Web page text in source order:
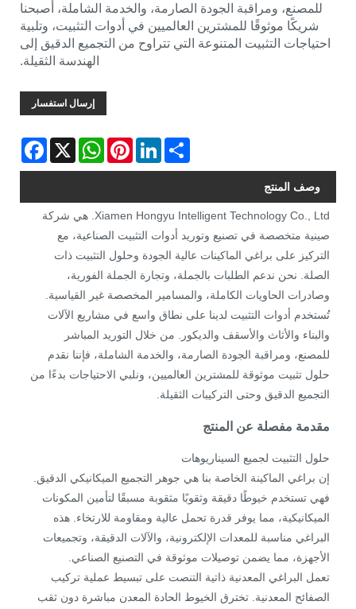
للمصنع، ومراقبة الجودة الصارمة، والخدمة الشاملة، أصبحنا
شريكًا موثوقًا للمشترين العالميين في أدوات التثبيت، وتلبية
احتياجات التثبيت المتنوعة التي تتراوح من التجميع الدقيق إلى
الهندسة الثقيلة.
إرسال استفسار
X
WhatsAppPinterestLinkedInShare
وصف المنتج
Xiamen Hongyu Intelligent Technology Co., Ltd. هي شركة
صينية متخصصة في تصنيع وتوريد أدوات التثبيت الصناعية، مع
التركيز على براغي الماكينات عالية الجودة وحلول التثبيت ذات
الصلة. نحن ندعم الطلبات بالجملة، وتجارة الجملة الفورية،
وصادرات الحاويات الكاملة، والمسامير المخصصة غير القياسية.
تُستخدم أدوات التثبيت لدينا على نطاق واسع في مشاريع الآلات
والبناء والأثاث والأسقف والديكور. من خلال التوريد المباشر
للمصنع، ومراقبة الجودة الصارمة، والخدمة الشاملة، فإننا نقدم
حلول تثبيت موثوقة للمشترين العالميين، ونلبي الاحتياجات بدءًا من
التجميع الدقيق وحتى التركيبات الثقيلة.
مقدمة مفصلة عن المنتج
حلول التثبيت لجميع السيناريوهات
إن براغي الماكينة الخاصة بنا هي جوهر التجميع الميكانيكي الدقيق.
فهي تستخدم خيوطًا دقيقة وثقوبًا مثقوبة مسبقًا لتأمين المكونات
الميكانيكية، مما يوفر قدرة تحمل عالية ومقاومة للارتخاء. هذه
البراغي مناسبة للمعدات الإلكترونية، والآلات الدقيقة، وتجميعات
الأجهزة، مما يضمن توصيلات موثوقة في التصنيع الصناعي.
تعمل البراغي المعدنية ذاتية التنصت على تبسيط عملية تركيب
الصفائح المعدنية. تخترق الخيوط الحادة المعدن مباشرة دون ثقب